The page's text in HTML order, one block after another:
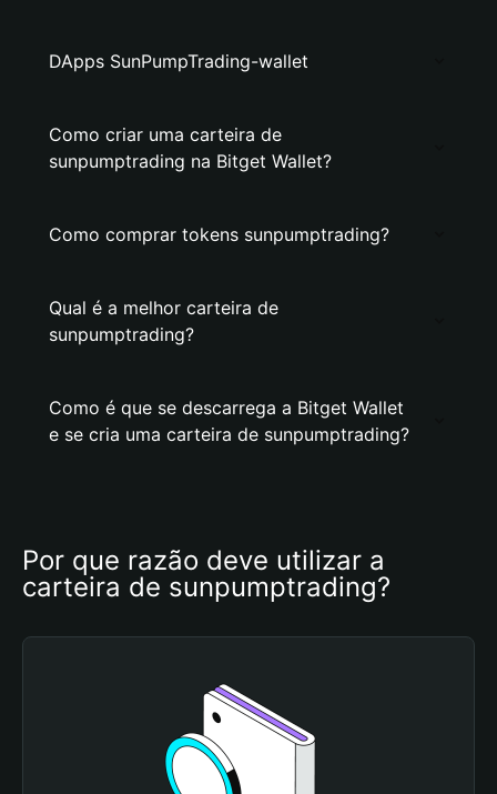
DApps SunPumpTrading-wallet
Como criar uma carteira de
sunpumptrading na Bitget Wallet?
Como comprar tokens sunpumptrading?
Qual é a melhor carteira de
sunpumptrading?
Como é que se descarrega a Bitget Wallet
e se cria uma carteira de sunpumptrading?
Por que razão deve utilizar a
carteira de sunpumptrading?